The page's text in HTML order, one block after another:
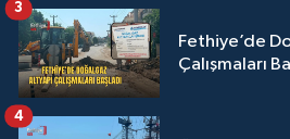
Fethiye’de
Çalışmaları
3
4